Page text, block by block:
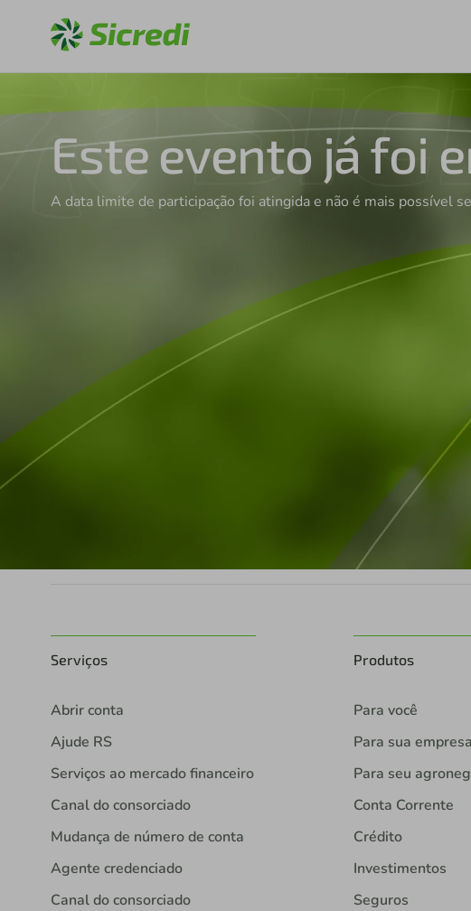
Este evento já foi
A data limite de participação foi atingida e não é mais possível
Serviços
Abrir conta
Ajude RS
Serviços ao mercado financeiro
Canal do consorciado
Mudança de número de conta
Agente credenciado
Canal do consorciado
Produtos
Para você
Para sua empresa
Para seu
Conta Corrente
Crédito
Investimentos
Seguros